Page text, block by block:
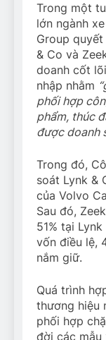
Trong một
lớn ngành
Group
& Co và
doanh cốt
nhập nhằm
phối hợp
phẩm, thúc
được doanh
Trong đó,
soát Lynk &
của Volvo
Sau đó,
51% tại
vốn điều lệ,
nắm giữ.
Quá trình
thương hiệu
phối hợp
đời các mẫu